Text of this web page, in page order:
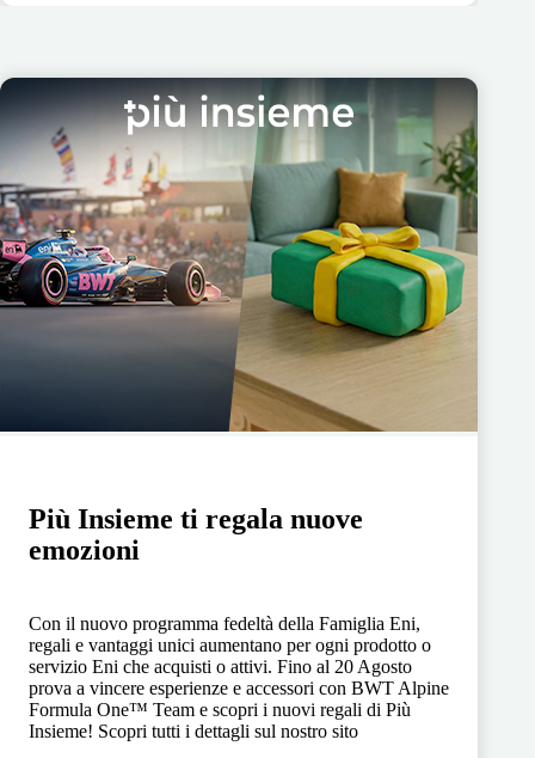
Più Insieme ti regala nuove
emozioni
Con il nuovo programma fedeltà della Famiglia Eni,
regali e vantaggi unici aumentano per ogni prodotto o
servizio Eni che acquisti o attivi. Fino al 20 Agosto
prova a vincere esperienze e accessori con BWT Alpine
Formula One™ Team e scopri i nuovi regali di Più
Insieme! Scopri tutti i dettagli sul nostro sito